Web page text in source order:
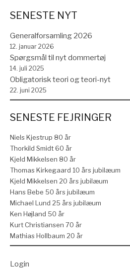
SENESTE NYT
Generalforsamling 2026
12. januar 2026
Spørgsmål til nyt dommertøj
14. juli 2025
Obligatorisk teori og teori-nyt
22. juni 2025
SENESTE FEJRINGER
Niels Kjestrup 80 år
Thorkild Smidt 60 år
Kjeld Mikkelsen 80 år
Thomas Kirkegaard 10 års jubilæum
Kjeld Mikkelsen 20 års jubilæum
Hans Bebe 50 års jubilæum
Michael Lund 25 års jubilæum
Ken Højland 50 år
Kurt Christiansen 70 år
Mathias Hollbaum 20 år
Login